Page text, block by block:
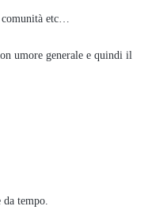
comunità etc…
umore generale e quindi il
da tempo.